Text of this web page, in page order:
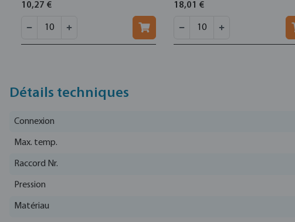
10,27 €
18,01 €
Détails techniques
Connexion
Max. temp.
Raccord Nr.
Pression
Matériau